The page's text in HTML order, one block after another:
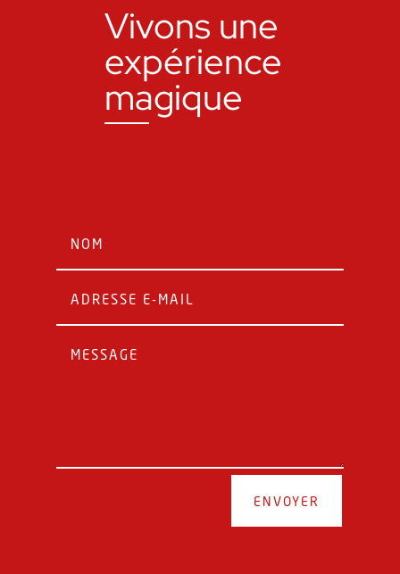
Vivons une
expérience
magique
ENVOYER